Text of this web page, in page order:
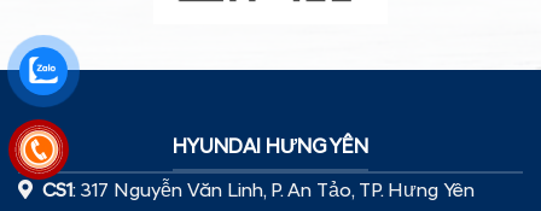
HYUNDAI HƯNG YÊN
CS1: 317 Nguyễn Văn Linh, P. An Tảo, TP. Hưng Yên